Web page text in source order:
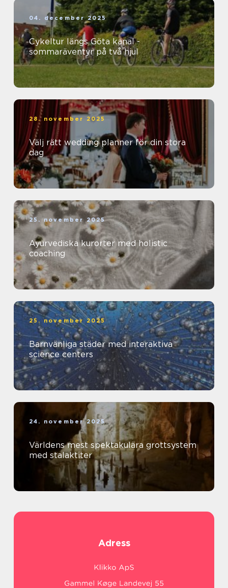
04. december 2025
Cykeltur längs Göta kanal -
sommaräventyr på två hjul
28. november 2025
Välj rätt wedding planner för din stora
dag
25. november 2025
Ayurvediska kurorter med holistic
coaching
25. november 2025
Barnvänliga städer med interaktiva
science centers
24. november 2025
Världens mest spektakulära grottsystem
med stalaktiter
Adress